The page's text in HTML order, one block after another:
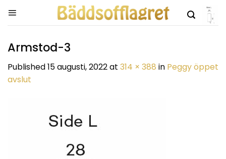
Armstod-3
Published15 augusti, 2022at 314 × 388 in Peggy öppet
avslut